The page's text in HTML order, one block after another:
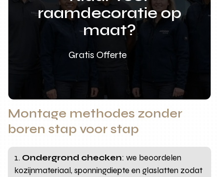
raamdecoratie op
maat?
Gratis Offerte
Montage methodes zonder
boren stap voor stap
Ondergrond checken: we beoordelen
kozijnmateriaal, sponningdiepte en glaslatten zodat